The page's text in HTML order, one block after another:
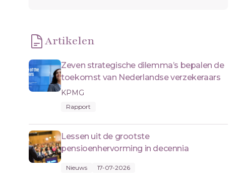
Artikelen
Zeven strategische dilemma’s bepalen de
toekomst van Nederlandse verzekeraars
KPMG
Rapport
Lessen uit de grootste
pensioenhervorming in decennia
Nieuws 17-07-2026